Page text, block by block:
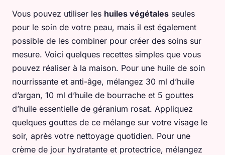
Vous pouvez utiliser les huiles végétales seules
pour le soin de votre peau, mais il est également
possible de les combiner pour créer des soins sur
mesure. Voici quelques recettes simples que vous
pouvez réaliser à la maison. Pour une huile de soin
nourrissante et anti-âge, mélangez 30 ml d’huile
d’argan, 10 ml d’huile de bourrache et 5 gouttes
d’huile essentielle de géranium rosat. Appliquez
quelques gouttes de ce mélange sur votre visage le
soir, après votre nettoyage quotidien. Pour une
crème de jour hydratante et protectrice, mélangez